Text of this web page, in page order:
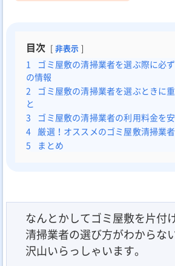
目次 非表示
1
ゴミ屋敷の清掃業者を選ぶ際に必
の情報
2
ゴミ屋敷の清掃業者を選ぶときに
と
3
ゴミ屋敷の清掃業者の利用料金を
4 厳選！オススメのゴミ屋敷清掃業
5
まとめ
なんとかしてゴミ屋敷を片付
清掃業者の選び方がわからな
沢山いらっしゃいます。